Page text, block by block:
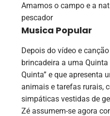
Amamos o campo e a
pescador
Musica Popular
Depois do vídeo e
brincadeira a uma Quinta
Quinta” e que apresenta
animais e tarefas rurais,
simpáticas vestidas de
Zé assumem-se agora